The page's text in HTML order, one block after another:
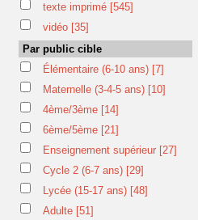
texte imprimé [545]
vidéo [35]
Par public cible
Élémentaire (6-10 ans) [7]
Maternelle (3-4-5 ans) [10]
4ème/3ème [14]
6ème/5ème [21]
Enseignement supérieur [27]
Cycle 2 (6-7 ans) [29]
Lycée (15-17 ans) [48]
Adulte [51]